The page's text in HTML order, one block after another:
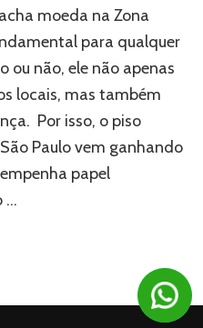
moeda na Zona
para qualquer
ou não, ele não apenas
locais, mas também
Por isso, o piso
Paulo vem ganhando
papel
…